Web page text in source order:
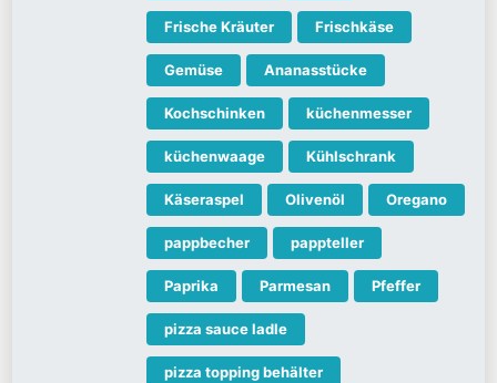
Frische Kräuter Frischkäse
Gemüse Ananasstücke
Kochschinken küchenmesser
küchenwaage Kühlschrank
Käseraspel Olivenöl Oregano
pappbecher pappteller
Paprika Parmesan Pfeffer
pizza sauce ladle
pizza topping behälter